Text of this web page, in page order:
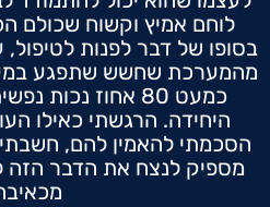
לוחם אמיץ וקשוח שכולם
בסופו של דבר לפנות
מהמערכת שחשש שתפגע
כמעט 80 אחוז
היחידה. הרגשתי כאילו
הסכמתי להאמין להם,
מספיק לנצח את הדבר הזה